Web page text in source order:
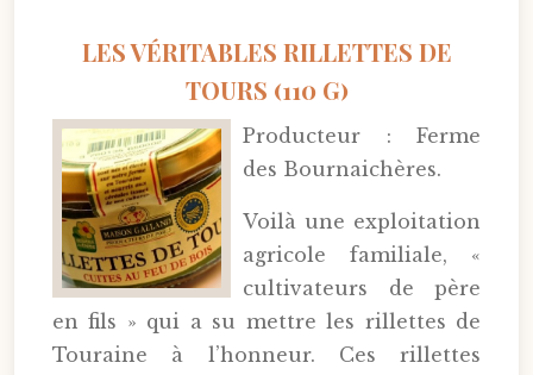
LES VÉRITABLES RILLETTES DE
TOURS (110 G)
Producteur : Ferme
des Bournaichères.
Voilà une exploitation
agricole familiale, «
cultivateurs de père
en fils » qui a su mettre les rillettes de
Touraine à l’honneur. Ces rillettes